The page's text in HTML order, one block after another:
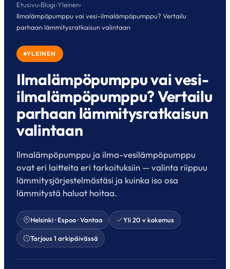
Etusivu›Blogi›Yleinen›
Ilmalämpöpumppu vai vesi-ilmalämpöpumppu? Vertailu
parhaan lämmitysratkaisun valintaan
YLEINEN
Ilmalämpöpumppu vai vesi-
ilmalämpöpumppu? Vertailu
parhaan lämmitysratkaisun
valintaan
Ilmalämpöpumppu ja ilma-vesilämpöpumppu
ovat eri laitteita eri tarkoituksiin — valinta riippuu
lämmitysjärjestelmästäsi ja kuinka iso osa
lämmitystä haluat hoitaa.
Helsinki · Espoo · Vantaa Yli 20 v kokemus
Tarjous 1 arkipäivässä